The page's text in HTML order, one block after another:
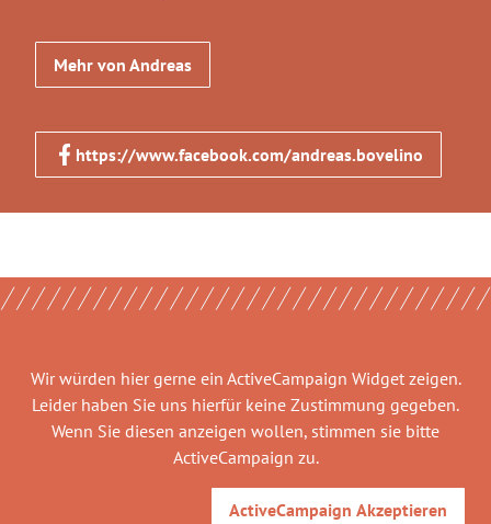
Mehr von Andreas
https://www.facebook.com/andreas.bovelino
Wir würden hier gerne ein ActiveCampaign Widgetzeigen.
Leider haben Sie uns hierfür keine Zustimmung gegeben.
Wenn Sie diesen anzeigen wollen, stimmen sie bitte
ActiveCampaign zu.
ActiveCampaign Akzeptieren